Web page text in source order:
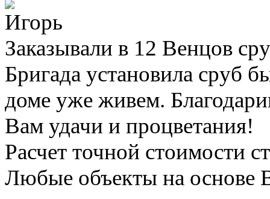
Игорь
Заказывали в 12 Венцов
Бригада установила сруб
доме уже живем.
Вам удачи и процветания!
Расчет точной стоимости
Любые объекты на основе